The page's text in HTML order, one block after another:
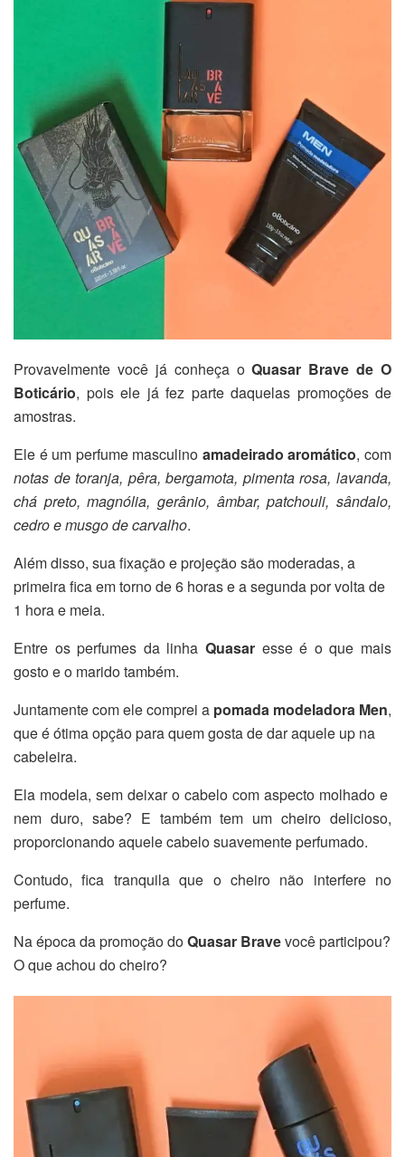
Provavelmente você já conheça oQuasar Brave de O
Boticário, pois ele já fez parte daquelas promoções de
amostras.
Ele é um perfume masculino amadeirado aromático, com
notas de toranja, pêra, bergamota, pimenta rosa, lavanda,
chá preto, magnólia, gerânio, âmbar, patchouli, sândalo,
cedro e musgo de carvalho.
Além disso, sua fixação e projeção são moderadas, a
primeira fica em torno de 6 horas e a segunda por volta de
1 hora e meia.
Entre os perfumes da linha Quasar esse é o que mais
gosto e o marido também.
Juntamente com ele comprei a pomada modeladora Men,
que é ótima opção para quem gosta de dar aquele up na
cabeleira.
Ela modela, sem deixar o cabelo com aspecto molhado e
nem duro, sabe? E também tem um cheiro delicioso,
proporcionando aquele cabelo suavemente perfumado.
Contudo, fica tranquila que o cheiro não interfere no
perfume.
Na época da promoção doQuasar Bravevocê participou?
O que achou do cheiro?